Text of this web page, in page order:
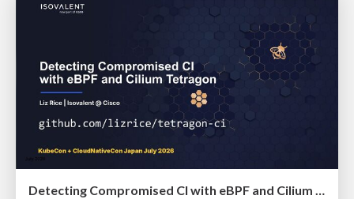
Detecting Compromised CI with eBPF and Cilium Tetragon